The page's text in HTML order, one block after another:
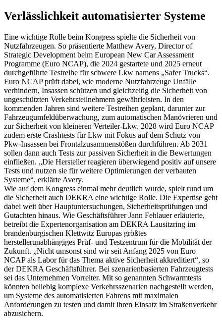
Verlässlichkeit automatisierter Systeme
Eine wichtige Rolle beim Kongress spielte die Sicherheit von
Nutzfahrzeugen. So präsentierte Matthew Avery, Director of
Strategic Development beim European New Car Assessment
Programme (Euro NCAP), die 2024 gestartete und 2025 erneut
durchgeführte Testreihe für schwere Lkw namens „Safer Trucks“.
Euro NCAP prüft dabei, wie moderne Nutzfahrzeuge Unfälle
verhindern, Insassen schützen und gleichzeitig die Sicherheit von
ungeschützten Verkehrsteilnehmern gewährleisten. In den
kommenden Jahren sind weitere Testreihen geplant, darunter zur
Fahrzeugumfeldüberwachung, zum automatischen Manövrieren und
zur Sicherheit von kleineren Verteiler-Lkw. 2028 wird Euro NCAP
zudem erste Crashtests für Lkw mit Fokus auf dem Schutz von
Pkw-Insassen bei Frontalzusammenstößen durchführen. Ab 2031
sollen dann auch Tests zur passiven Sicherheit in die Bewertungen
einfließen. „Die Hersteller reagieren überwiegend positiv auf unsere
Tests und nutzen sie für weitere Optimierungen der verbauten
Systeme“, erklärte Avery.
Wie auf dem Kongress einmal mehr deutlich wurde, spielt rund um
die Sicherheit auch DEKRA eine wichtige Rolle. Die Expertise geht
dabei weit über Hauptuntersuchungen, Sicherheitsprüfungen und
Gutachten hinaus. Wie Geschäftsführer Jann Fehlauer erläuterte,
betreibt die Expertenorganisation am DEKRA Lausitzring im
brandenburgischen Klettwitz Europas größtes
herstellerunabhängiges Prüf- und Testzentrum für die Mobilität der
Zukunft. „Nicht umsonst sind wir seit Anfang 2025 von Euro
NCAP als Labor für das Thema aktive Sicherheit akkreditiert“, so
der DEKRA Geschäftsführer. Bei szenarienbasierten Fahrzeugtests
sei das Unternehmen Vorreiter. Mit so genannten Schwarmtests
könnten beliebig komplexe Verkehrsszenarien nachgestellt werden,
um Systeme des automatisierten Fahrens mit maximalen
Anforderungen zu testen und damit ihren Einsatz im Straßenverkehr
abzusichern.